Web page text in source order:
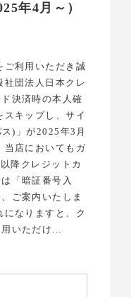
年4月～）
ご利用いただき誠
社団法人日本クレ
決済時の本人確
キップし、サイ
)」が2025年3月
当店においてもガ
降クレジットカ
「暗証番号入
ご案内いたしま
なりますと、ク
いただけ...